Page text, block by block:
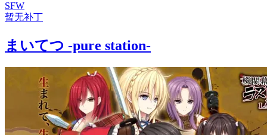
SFW
暂无补丁
まいてつ -pure station-